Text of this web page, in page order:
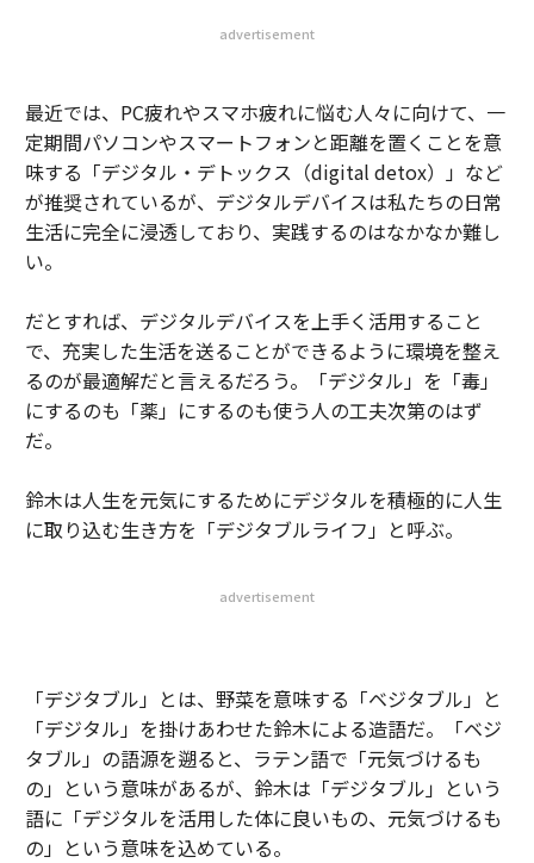
advertisement
最近では、PC疲れやスマホ疲れに悩む人々に向けて、一
定期間パソコンやスマートフォンと距離を置くことを意
味する「デジタル・デトックス（digital detox）」など
が推奨されているが、デジタルデバイスは私たちの日常
生活に完全に浸透しており、実践するのはなかなか難し
い。
だとすれば、デジタルデバイスを上手く活用すること
で、充実した生活を送ることができるように環境を整え
るのが最適解だと言えるだろう。「デジタル」を「毒」
にするのも「薬」にするのも使う人の工夫次第のはず
だ。
鈴木は人生を元気にするためにデジタルを積極的に人生
に取り込む生き方を「デジタブルライフ」と呼ぶ。
advertisement
「デジタブル」とは、野菜を意味する「ベジタブル」と
「デジタル」を掛けあわせた鈴木による造語だ。「ベジ
タブル」の語源を遡ると、ラテン語で「元気づけるも
の」という意味があるが、鈴木は「デジタブル」という
語に「デジタルを活用した体に良いもの、元気づけるも
の」という意味を込めている。